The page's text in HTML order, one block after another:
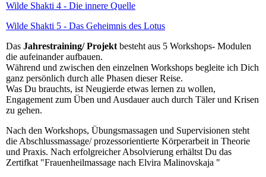
Wilde Shakti 4 - Die innere Quelle
Wilde Shakti 5 - Das Geheimnis des Lotus
Das Jahrestraining/ Projekt besteht aus 5 Workshops- Modulen
die aufeinander aufbauen.
Während und zwischen den einzelnen Workshops begleite ich Dich
ganz persönlich durch alle Phasen dieser Reise.
Was Du brauchts, ist Neugierde etwas lernen zu wollen,
Engagement zum Üben und Ausdauer auch durch Täler und Krisen
zu gehen.
Nach den Workshops, Übungsmassagen und Supervisionen steht
die Abschlussmassage/ prozessorientierte Körperarbeit in Theorie
und Praxis. Nach erfolgreicher Absolvierung erhältst Du das
Zertifkat "Frauenheilmassage nach Elvira Malinovskaja "